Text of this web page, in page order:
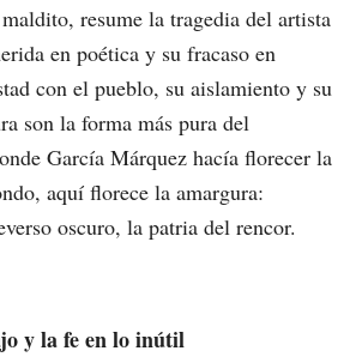
resume la tragedia del artista
en poética y su fracaso en
con el pueblo, su aislamiento y su
son la forma más pura del
García Márquez hacía florecer la
aquí florece la amargura:
oscuro, la patria del rencor.
y la fe en lo inútil